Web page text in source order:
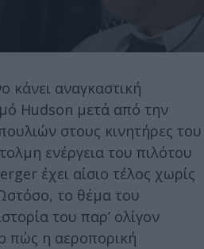
κάνει αναγκαστική
Hudson μετά από την
στους κινητήρες του
ενέργεια του πιλότου
έχει αίσιο τέλος χωρίς
το θέμα του
του παρ’ ολίγον
πώς η αεροπορική